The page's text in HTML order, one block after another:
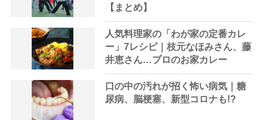
【まとめ】
人気料理家の「わが家の定番カレ
ー」7レシピ｜枝元なほみさん、藤
井恵さん…プロのお家カレー
口の中の汚れが招く怖い病気｜糖
尿病、脳梗塞、新型コロナも!?